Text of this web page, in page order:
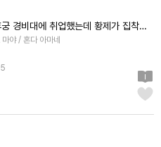
대에 취업했는데 황제가 집착합니다- [스크롤]
야 / 혼다 아마네